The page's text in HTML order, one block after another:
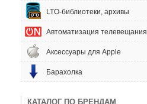
LTO-библиотеки, архивы
Автоматизация телевещания
Аксессуары для Apple
Барахолка
КАТАЛОГ ПО БРЕНДАМ